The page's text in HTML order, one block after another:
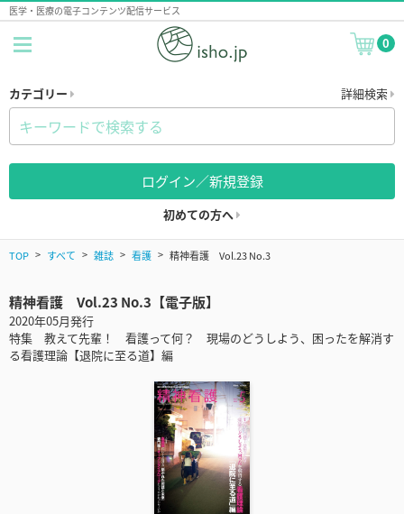
医学・医療の電子コンテンツ配信サービス
0
カテゴリー 詳細検索
ログイン／新規登録
初めての方へ
TOP すべて 雑誌 看護 精神看護 Vol.23 No.3
精神看護 Vol.23 No.3【電子版】
2020年05月発行
特集 教えて先輩！ 看護って何？ 現場のどうしよう、困ったを解消す
る看護理論【退院に至る道】編